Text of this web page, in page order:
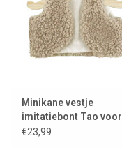
Minikane vestje
imitatiebont Tao voor
Gordi poppen
€23,99